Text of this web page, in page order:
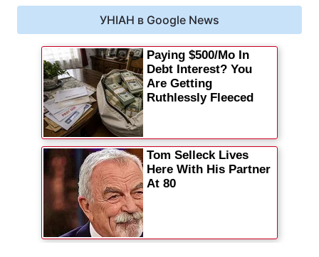
Реклама на сайті Фотобанк
Моніторинг Пресцентр
УНІАН в Google News